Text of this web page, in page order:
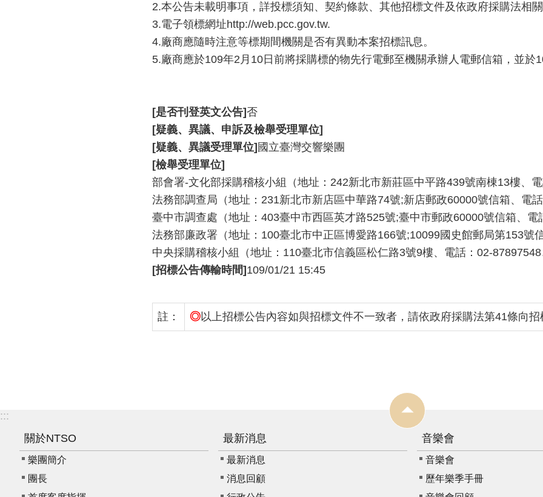
2.本公告未載明事項，詳投標須知、契約條款、其他招標文件及依政府採購法相
3.電子領標網址http://web.pcc.gov.tw.
4.廠商應隨時注意等標期間機關是否有異動本案招標訊息。
5.廠商應於109年2月10日前將採購標的物先行電郵至機關承辦人電郵信箱，並於
[是否刊登英文公告]否
[疑義、異議、申訴及檢舉受理單位]
[疑義、異議受理單位] 國立臺灣交響樂團
[檢舉受理單位]
部會署-文化部採購稽核小組（地址：242新北市新莊區中平路439號南棟13樓、
法務部調查局（地址：231新北市新店區中華路74號;新店郵政60000號信箱、電
臺中市調查處（地址：403臺中市西區英才路525號;臺中市郵政60000號信箱、電
法務部廉政署（地址：100臺北市中正區博愛路166號;10099國史館郵局第153號
中央採購稽核小組（地址：110臺北市信義區松仁路3號9樓、電話：02-
[招標公告傳輸時間] 109/01/21 15:45
註： ◎以上招標公告內容如與招標文件不一致者，請依政府採購法第41條向
:::
關於NTSO
樂團簡介
團長
最新消息
最新消息
消息回顧
音樂會
音樂會
歷年樂季手冊